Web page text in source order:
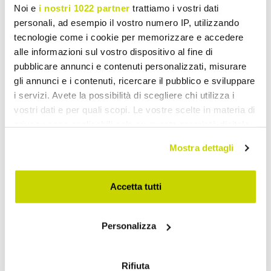
Noi e i nostri 1022 partner trattiamo i vostri dati
personali, ad esempio il vostro numero IP, utilizzando
tecnologie come i cookie per memorizzare e accedere
alle informazioni sul vostro dispositivo al fine di
pubblicare annunci e contenuti personalizzati, misurare
gli annunci e i contenuti, ricercare il pubblico e sviluppare
i servizi. Avete la possibilità di scegliere chi utilizza i
vostri dati e per quali scopi. Le vostre scelte in materia di
modificare o revocare il proprio consenso in qualsiasi
momento dalla Dichiarazione sui cookie o facendo clic
sull'icona di attivazione della privacy.
raccogliere informazioni sulla tua posizione
Mostra dettagli
Accetta tutti
Personalizza
Rifiuta
Oferta limitowana. Nie
przegap!